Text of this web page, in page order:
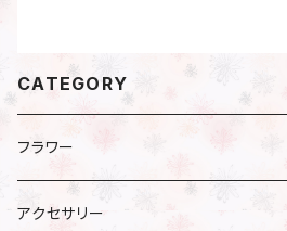
CATEGORY
フラワー
プリザーブドフラワー
アクセサリー